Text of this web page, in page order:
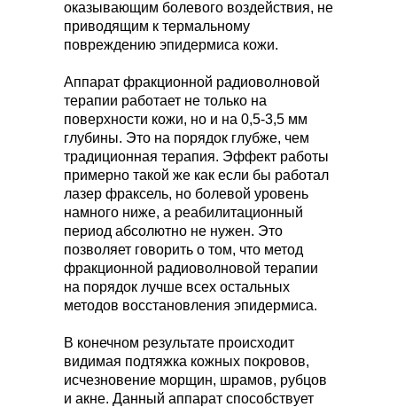
оказывающим болевого воздействия, не
приводящим к термальному
повреждению эпидермиса кожи.
Аппарат фракционной радиоволновой
терапии работает не только на
поверхности кожи, но и на 0,5-3,5 мм
глубины. Это на порядок глубже, чем
традиционная терапия. Эффект работы
примерно такой же как если бы работал
лазер фраксель, но болевой уровень
намного ниже, а реабилитационный
период абсолютно не нужен. Это
позволяет говорить о том, что метод
фракционной радиоволновой терапии
на порядок лучше всех остальных
методов восстановления эпидермиса.
В конечном результате происходит
видимая подтяжка кожных покровов,
исчезновение морщин, шрамов, рубцов
и акне. Данный аппарат способствует